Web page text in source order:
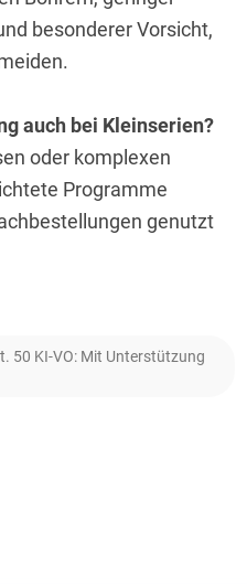
besonderer Vorsicht,
auch bei Kleinserien?
oder komplexen
Programme
genutzt
50 KI-VO: Mit Unterstützung